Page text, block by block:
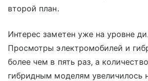
второй план.
Интерес заметен уже на уровне
Просмотры электромобилей и
более чем в пять раз, а
гибридным моделям увеличилось